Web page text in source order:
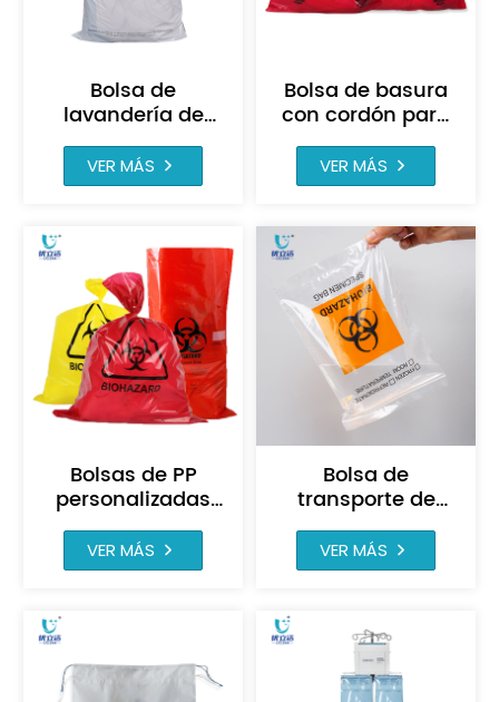
Bolsa de
lavandería de
hotel con cordón
de plástico PE con
logotipo
VER MÁS
Bolsa de basura
con cordón para
desechos
médicos de
riesgo biológico
VER MÁS
Bolsas de PP
personalizadas
para residuos
biológicos, bolsas
de basura para
esterilizables en
autoclave.
VER MÁS
Bolsa de
transporte de
muestras de
riesgo biológico
personalizada (6
VER MÁS